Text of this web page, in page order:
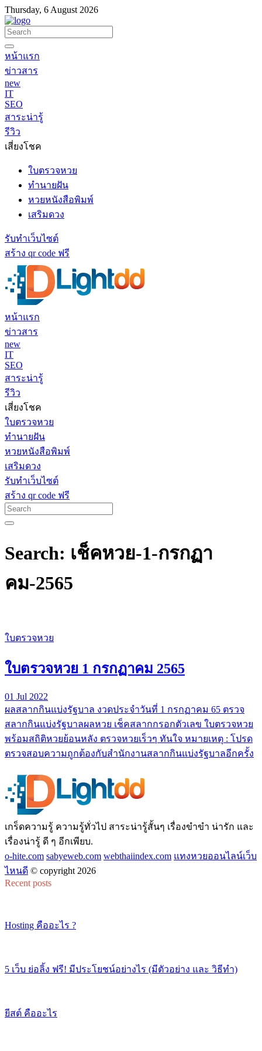
Thursday, 6 August 2026
หน้าแรก
ข่าวสาร
new
IT
SEO
สาระน่ารู้
รีวิว
เสี่ยงโชค
ใบตรวจหวย
ทำนายฝัน
หวยหนังสือพิมพ์
เสริมดวง
รับทำเว็บไซต์
สร้าง qr code ฟรี
หน้าแรก
ข่าวสาร
new
IT
SEO
สาระน่ารู้
รีวิว
เสี่ยงโชค
ใบตรวจหวย
ทำนายฝัน
หวยหนังสือพิมพ์
เสริมดวง
รับทำเว็บไซต์
สร้าง qr code ฟรี
Search: เช็คหวย-1-กรกฏา
คม-2565
ใบตรวจหวย
ใบตรวจหวย 1 กรกฏาคม 2565
01 Jul 2022
ผลสลากกินแบ่งรัฐบาล งวดประจำวันที่ 1 กรกฏาคม 65 ตรวจ
สลากกินแบ่งรัฐบาลผลหวย เช็คสลากกรอกตัวเลข ใบตรวจหวย
พร้อมสถิติหวยย้อนหลัง ตรวจหวยเร็วๆ ทันใจ หมายเหตุ : โปรด
ตรวจสอบความถูกต้องกับสำนักงานสลากกินแบ่งรัฐบาลอีกครั้ง
เกร็ดความรู้ ความรู้ทั่วไป สาระน่ารู้สั้นๆ เรื่องขำขำ น่ารัก และ
เรื่องน่ารู้ ดี ๆ อีกเพียบ.
o-hite.com sabyeweb.com webthaiindex.com แทงหวยออนไลน์เว็บ
ไหนดี © copyright 2026
Recent posts
Hosting คืออะไร ?
5 เว็บ ย่อลิ้ง ฟรี! มีประโยชน์อย่างไร (มีตัวอย่าง และ วิธีทำ)
ยีสต์ คืออะไร